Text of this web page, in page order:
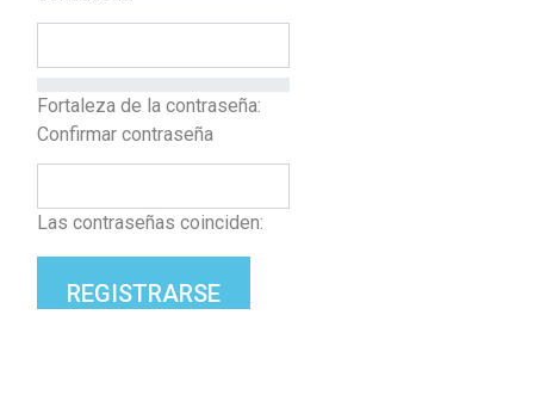
Fortaleza de la contraseña:
Confirmar contraseña
Las contraseñas coinciden:
REGISTRARSE